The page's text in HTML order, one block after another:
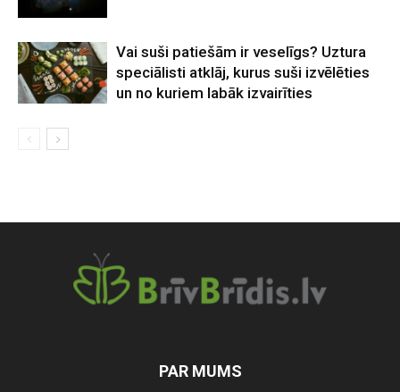
Vai suši patiešām ir veselīgs? Uztura
speciālisti atklāj, kurus suši izvēlēties
un no kuriem labāk izvairīties
PAR MUMS